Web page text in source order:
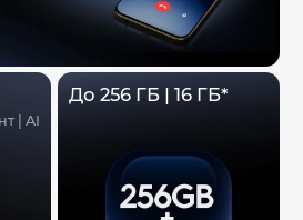
| AI
До 256 ГБ | 16 ГБ*